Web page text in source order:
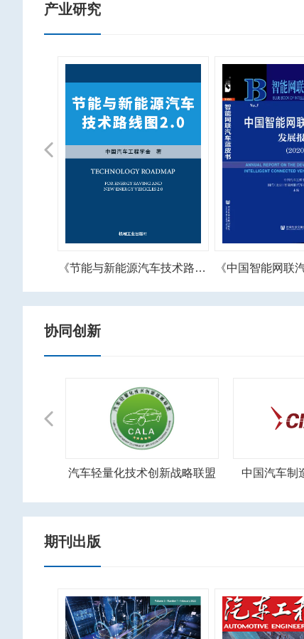
产业研究
Previous
《节能与新能源汽车技术路线图》
协同创新
Previous
汽车轻量化技术创新战略联盟 中国汽车制
期刊出版